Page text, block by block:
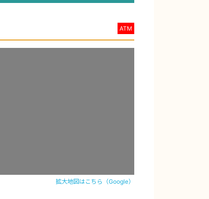
ATM
拡大地図はこちら（Google）